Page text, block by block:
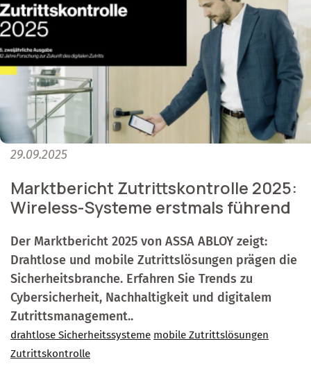
29.09.2025
Marktbericht Zutrittskontrolle 2025:
Wireless-Systeme erstmals führend
Der Marktbericht 2025 von ASSA ABLOY zeigt:
Drahtlose und mobile Zutrittslösungen prägen die
Sicherheitsbranche. Erfahren Sie Trends zu
Cybersicherheit, Nachhaltigkeit und digitalem
Zutrittsmanagement..
drahtlose Sicherheitssysteme mobile Zutrittslösungen
Zutrittskontrolle